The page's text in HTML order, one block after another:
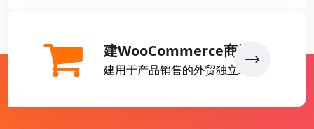
建WooCommerce商城
建用于产品销售的外贸独立站